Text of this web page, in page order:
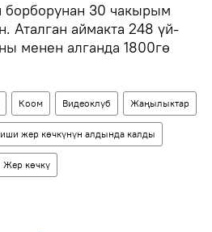
30 чакырым
Аталган аймакта 248 үй-
менен алганда 1800гө
Коом Видеоклуб Жаңылыктар
жер көчкүнүн алдында калды
Жер көчкү